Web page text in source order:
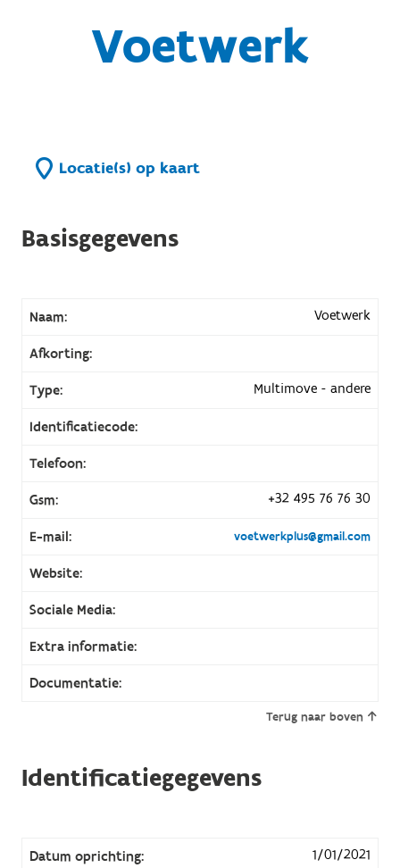
Voetwerk
Locatie(s) op kaart
Basisgegevens
Naam: Voetwerk
Afkorting:
Type: Multimove - andere
Identificatiecode:
Telefoon:
Gsm: +32 495 76 76 30
E-mail: voetwerkplus@gmail.com
Website:
Sociale Media:
Extra informatie:
Documentatie:
Terug naar boven
Identificatiegegevens
Datum oprichting: 1/01/2021